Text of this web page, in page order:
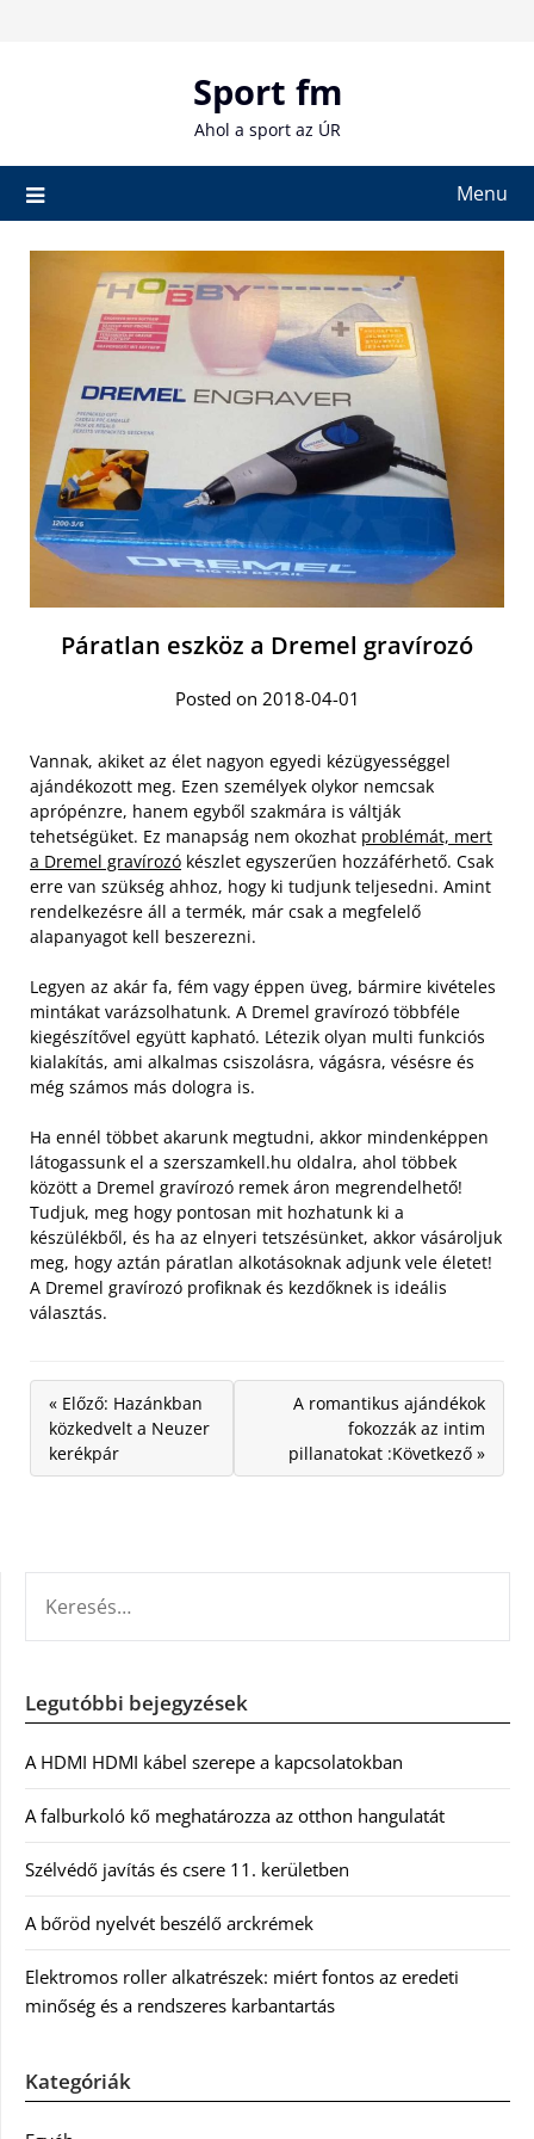
Sport fm
Ahol a sport az ÚR
Menu
Páratlan eszköz a Dremel gravírozó
Posted on 2018-04-01
Vannak, akiket az élet nagyon egyedi kézügyességgel
ajándékozott meg. Ezen személyek olykor nemcsak
aprópénzre, hanem egyből szakmára is váltják
tehetségüket. Ez manapság nem okozhat problémát, mert
a Dremel gravírozó készlet egyszerűen hozzáférhető. Csak
erre van szükség ahhoz, hogy ki tudjunk teljesedni. Amint
rendelkezésre áll a termék, már csak a megfelelő
alapanyagot kell beszerezni.
Legyen az akár fa, fém vagy éppen üveg, bármire kivételes
mintákat varázsolhatunk. A Dremel gravírozó többféle
kiegészítővel együtt kapható. Létezik olyan multi funkciós
kialakítás, ami alkalmas csiszolásra, vágásra, vésésre és
még számos más dologra is.
Ha ennél többet akarunk megtudni, akkor mindenképpen
látogassunk el a szerszamkell.hu oldalra, ahol többek
között a Dremel gravírozó remek áron megrendelhető!
Tudjuk, meg hogy pontosan mit hozhatunk ki a
készülékből, és ha az elnyeri tetszésünket, akkor vásároljuk
meg, hogy aztán páratlan alkotásoknak adjunk vele életet!
A Dremel gravírozó profiknak és kezdőknek is ideális
választás.
« Előző: Hazánkban
közkedvelt a Neuzer
kerékpár
A romantikus ajándékok
fokozzák az intim
pillanatokat :Következő »
Legutóbbi bejegyzések
A HDMI HDMI kábel szerepe a kapcsolatokban
A falburkoló kő meghatározza az otthon hangulatát
Szélvédő javítás és csere 11. kerületben
A bőröd nyelvét beszélő arckrémek
Elektromos roller alkatrészek: miért fontos az eredeti
minőség és a rendszeres karbantartás
Kategóriák